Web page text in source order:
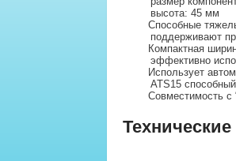
высота: 45 мм
Способные
поддерживают
Компактная
эффективно
Использует
ATS15
Совместимость с